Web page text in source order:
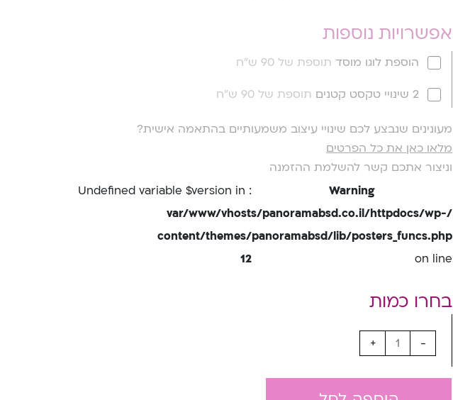
אפשרויות נוספות
הוספת לוגו מוסד תוספת של 90 ש"ח
2 שינויי טקסט קטנים תוספת של 90 ש"ח
מעונינים שנבצע לכם שינויי עיצוב משמעותיים בהתאמה אישית?
מלאו כאן את כל הפרטים
וניצור אתכם קשר להשלמת ההזמנה
Warning
: Undefined variable $version in
/var/www/vhosts/panoramabsd.co.il/httpdocs/wp-
content/themes/panoramabsd/lib/posters_funcs.php
on line
12
-
+